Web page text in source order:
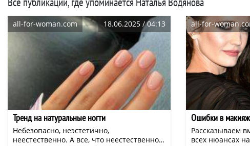
all-for-woman.com 18.06.2025 / 04:13
Тренд на натуральные ногти
Небезопасно, неэстетично,
неестественно. А все, что неестественно –
all-for-
Ошибки в
Рассказываем
всех нюансах